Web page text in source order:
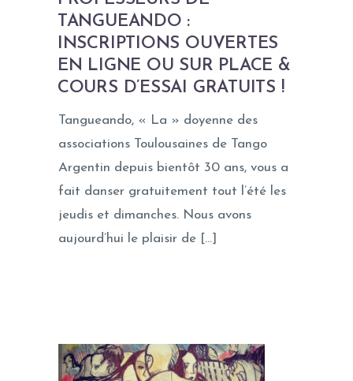
TANGUEANDO :
INSCRIPTIONS OUVERTES
EN LIGNE OU SUR PLACE &
COURS D’ESSAI GRATUITS !
Tangueando, « La » doyenne des
associations Toulousaines de Tango
Argentin depuis bientôt 30 ans, vous a
fait danser gratuitement tout l’été les
jeudis et dimanches. Nous avons
aujourd’hui le plaisir de […]